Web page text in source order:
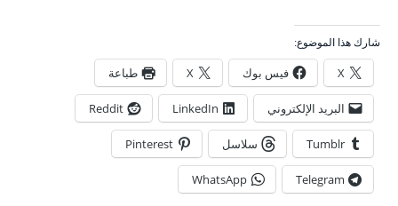
شارك هذا الموضوع:
X فيس بوك X طباعة
البريد الإلكتروني LinkedIn
Reddit
Tumblr سلاسل Pinterest
Telegram
WhatsApp